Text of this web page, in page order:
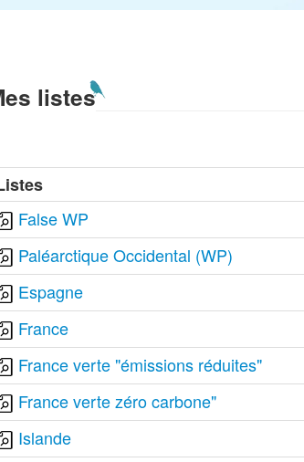
listes
False WP
Paléarctique Occidental (WP)
Espagne
France
France verte "émissions réduites"
France verte zéro carbone"
Islande